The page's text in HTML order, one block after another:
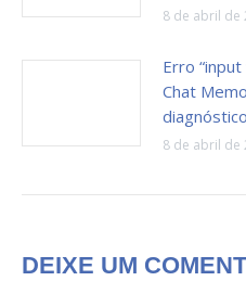
8 de abril de
Erro
Chat
8 de abril de
DEIXE UM